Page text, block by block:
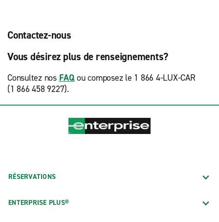
Contactez-nous
Vous désirez plus de renseignements?
Consultez nos FAQou composez le 1 866 4-LUX-CAR
(1 866 458 9227).
RÉSERVATIONS
ENTERPRISE PLUS®